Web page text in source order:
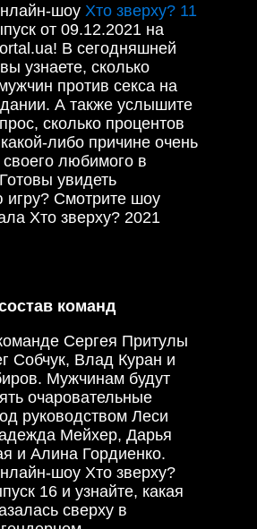
шоу Хто зверху? 11
от 09.12.2021 на
В сегодняшней
узнаете, сколько
против секса на
А также услышите
сколько процентов
либо причине очень
своего любимого в
увидеть
игру? Смотрите шоу
Хто зверху? 2021
команд
Сергея Притулы
Собчук, Влад Куран и
Мужчинам будут
очаровательные
руководством Леси
Мейхер, Дарья
и Алина Гордиенко.
шоу Хто зверху?
16 и узнайте, какая
сверху в